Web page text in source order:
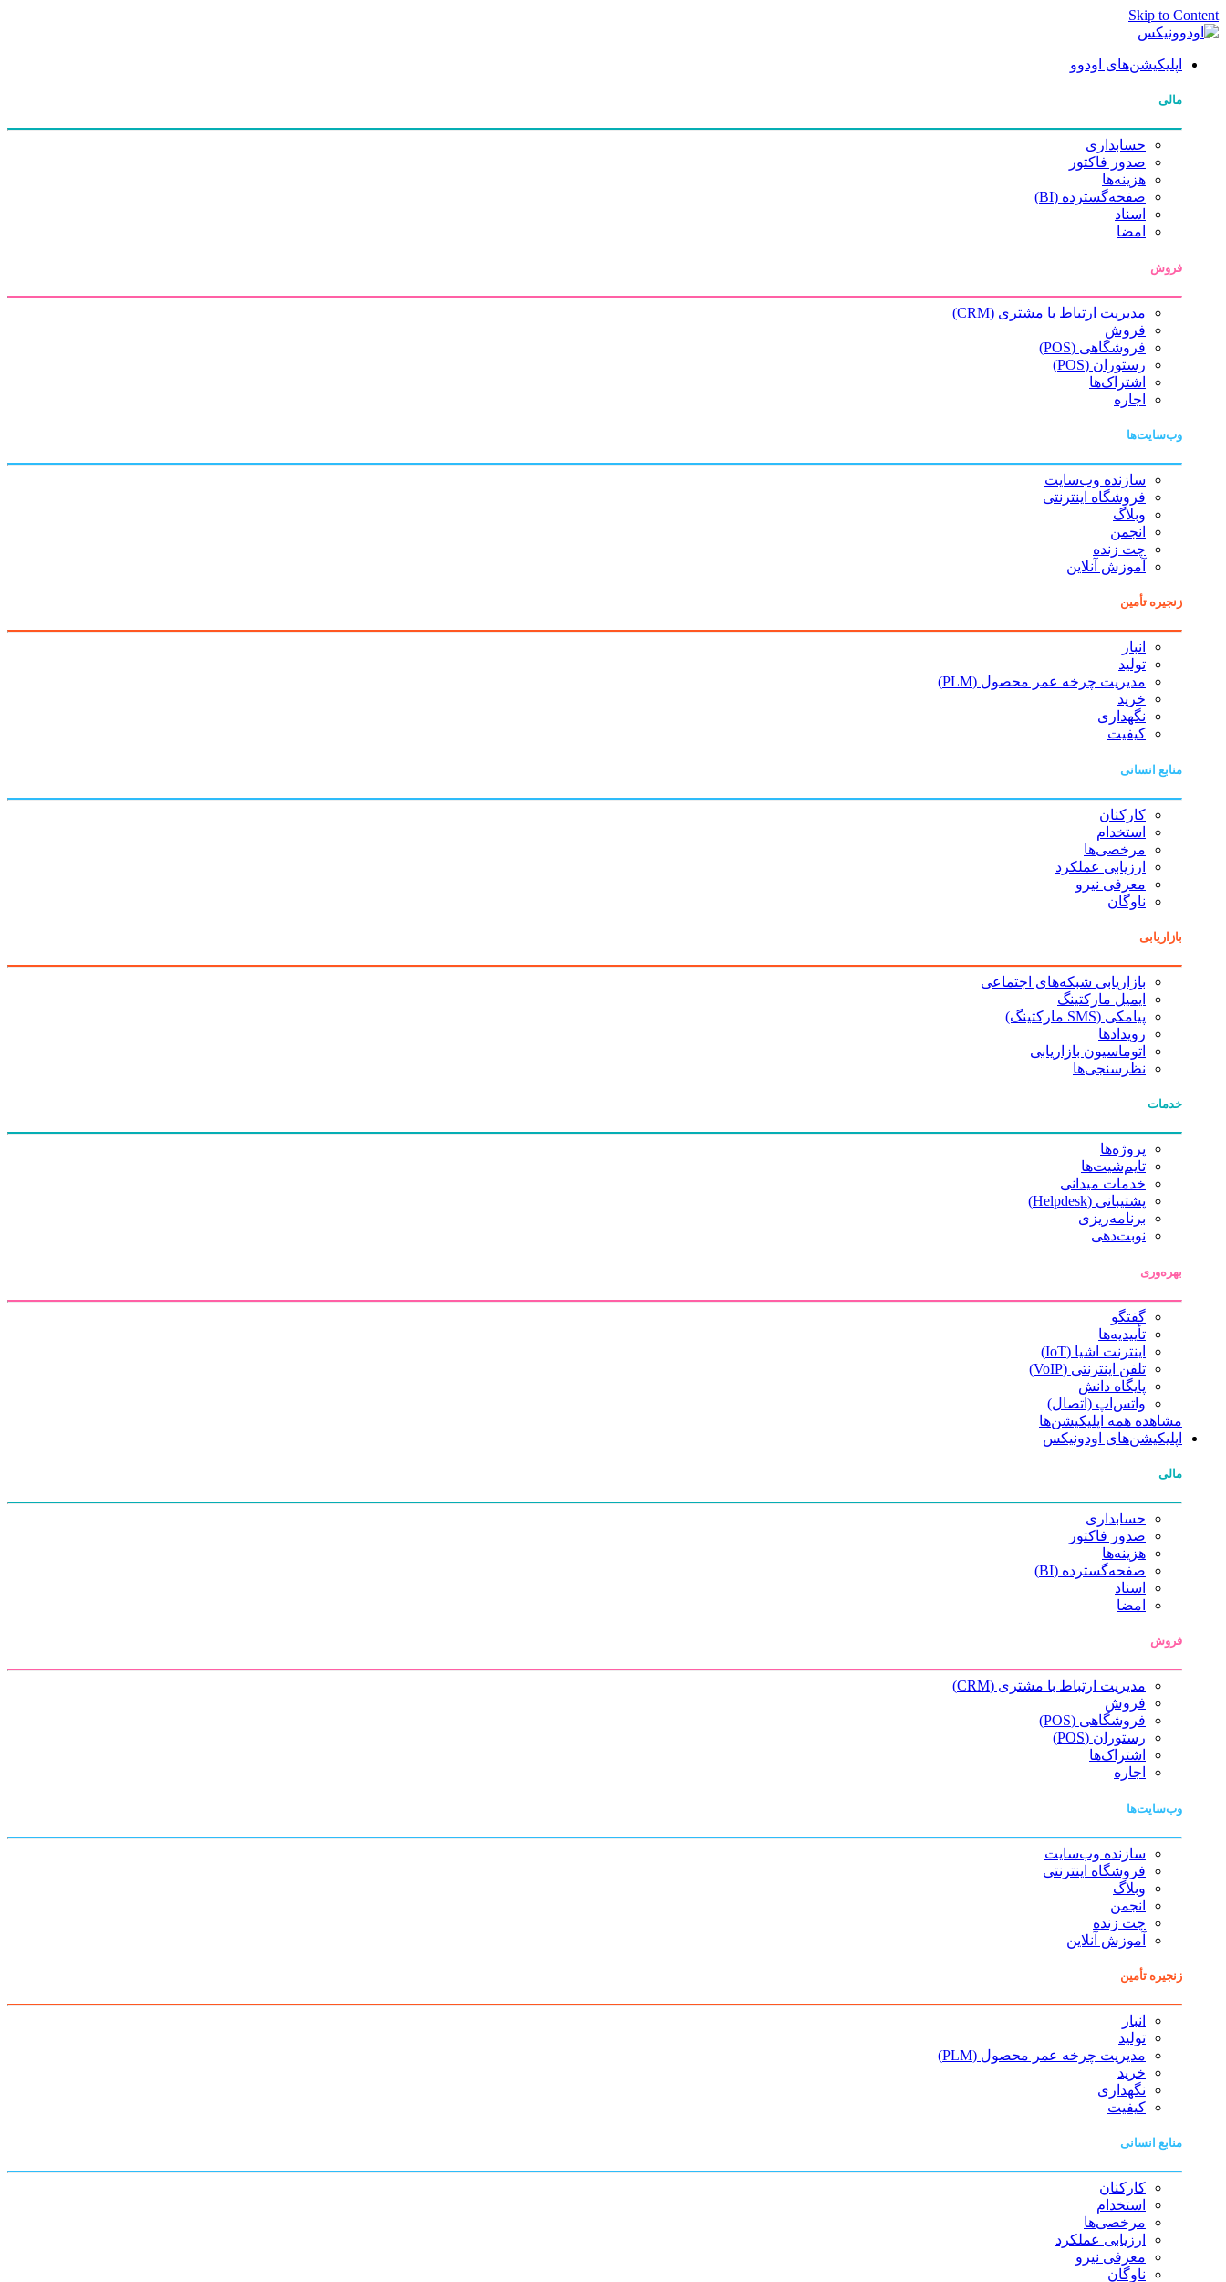
Skip to Content
اپلیکیشن‌های اودوو
مالی
حسابداری
صدور فاکتور
هزینه‌ها
صفحه‌گسترده (BI)
اسناد
امضا
فروش
مدیریت ارتباط با مشتری (CRM)
فروش
فروشگاهی (POS)
رستوران (POS)
اشتراک‌ها
اجاره
وب‌سایت‌ها
سازنده وب‌سایت
فروشگاه اینترنتی
وبلاگ
انجمن
چت زنده
آموزش آنلاین
زنجیره تأمین
انبار
تولید
مدیریت چرخه عمر محصول (PLM)
خرید
نگهداری
کیفیت
منابع انسانی
کارکنان
استخدام
مرخصی‌ها
ارزیابی عملکرد
معرفی نیرو
ناوگان
بازاریابی
بازاریابی شبکه‌های اجتماعی
ایمیل مارکتینگ
پیامکی (SMS مارکتینگ)
رویدادها
اتوماسیون بازاریابی
نظرسنجی‌ها
خدمات
پروژه‌ها
تایم‌شیت‌ها
خدمات میدانی
پشتیبانی (Helpdesk)
برنامه‌ریزی
نوبت‌دهی
بهره‌وری
گفتگو
تأییدیه‌ها
اینترنت اشیا (IoT)
تلفن اینترنتی (VoIP)
پایگاه دانش
واتس‌اپ (اتصال)
مشاهده همه اپلیکیشن‌ها
اپلیکیشن‌های اودونیکس
مالی
حسابداری
صدور فاکتور
هزینه‌ها
صفحه‌گسترده (BI)
اسناد
امضا
فروش
مدیریت ارتباط با مشتری (CRM)
فروش
فروشگاهی (POS)
رستوران (POS)
اشتراک‌ها
اجاره
وب‌سایت‌ها
سازنده وب‌سایت
فروشگاه اینترنتی
وبلاگ
انجمن
چت زنده
آموزش آنلاین
زنجیره تأمین
انبار
تولید
مدیریت چرخه عمر محصول (PLM)
خرید
نگهداری
کیفیت
منابع انسانی
کارکنان
استخدام
مرخصی‌ها
ارزیابی عملکرد
معرفی نیرو
ناوگان